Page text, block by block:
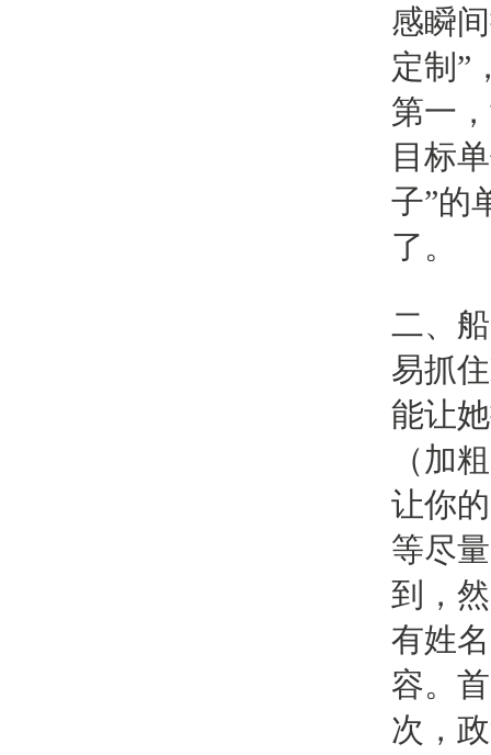
感瞬
定制”
第一
目标
子”的
了。
二、
易抓
能让
（加
让你
等尽
到，
有姓
容。
次，